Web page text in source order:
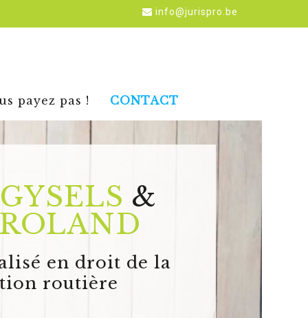
info@jurispro.be
payez pas ! CONTACT
GYSELS &
ROLAND
en droit de la
routière